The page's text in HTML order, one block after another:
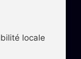
locale